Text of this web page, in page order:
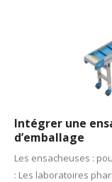
Intégrer une
d’emballage
Les ensacheuses :
: Les laboratoires